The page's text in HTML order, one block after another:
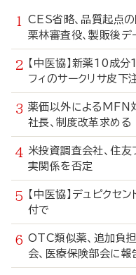
CES省略、品質起
栗林審査役、製販後デ
【中医協】新薬10成
フィのサークリサ皮下
薬価以外によるMFN
社長、制度改革求める
米投資調査会社、住
実関係を否定
【中医協】デュピク
付で
OTC類似薬、追加
会、医療保険部会に報